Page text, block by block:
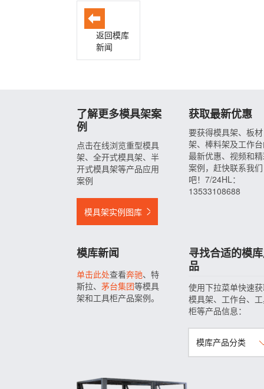
返回模库
新闻
了解更多模具架案
例
点击在线浏览重型模具
架、全开式模具架、半
开式模具架等产品应用
案例
模具架实例图库
获取最新优惠
要获得模具架、板材
架、棒料架及工作
最新优惠、视频和
案例，赶快联系我们
吧！7/24HL：
13533108688
模库新闻
单击此处查看奔驰、特
斯拉、 茅台集团等模具
架和工具柜产品案例。
寻找合适的模
品
使用下拉菜单快速
模具架、工作台、
柜等产品信息：
模库产品分类